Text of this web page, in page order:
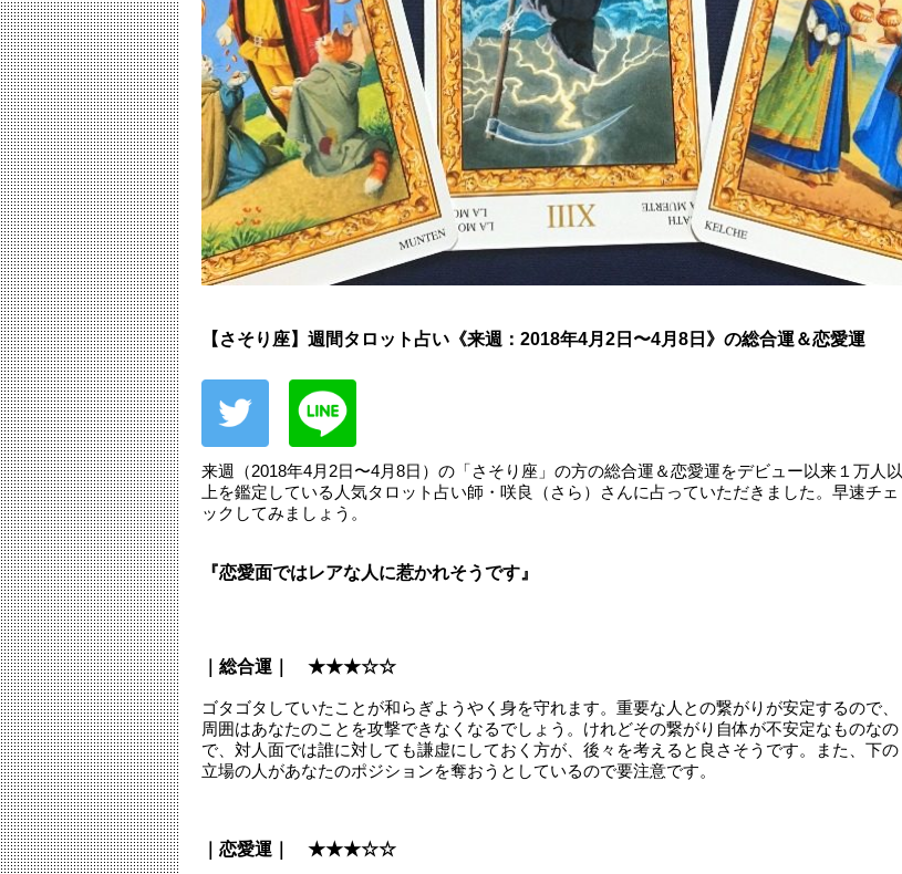
【さそり座】週間タロット占い《来週：2018年4月2日〜4月8日》の総合運＆恋愛運
来週（2018年4月2日〜4月8日）の「さそり座」の方の総合運＆恋愛運をデビュー以来１万人以
上を鑑定している人気タロット占い師・咲良（さら）さんに占っていただきました。早速チェ
ックしてみましょう。
『恋愛面ではレアな人に惹かれそうです』
｜総合運｜ ★★★☆☆
ゴタゴタしていたことが和らぎようやく身を守れます。重要な人との繋がりが安定するので、
周囲はあなたのことを攻撃できなくなるでしょう。けれどその繋がり自体が不安定なものなの
で、対人面では誰に対しても謙虚にしておく方が、後々を考えると良さそうです。また、下の
立場の人があなたのポジションを奪おうとしているので要注意です。
｜恋愛運｜ ★★★☆☆